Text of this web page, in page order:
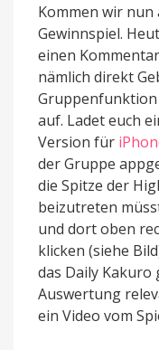
Kommen wir
Gewinnspiel.
einen
nämlich direkt
Gruppenfunktion
auf. Ladet euch
Version für
der Gruppe
die Spitze der
beizutreten
und dort oben
klicken (siehe
das Daily Kakuro
Auswertung
ein Video vom